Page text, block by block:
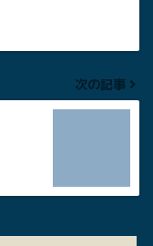
次の記事